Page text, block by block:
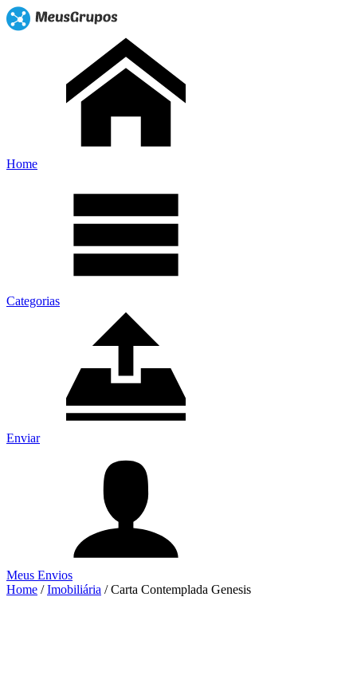
Home
Categorias
Enviar
Meus Envios
Home / Imobiliária / Carta Contemplada Genesis